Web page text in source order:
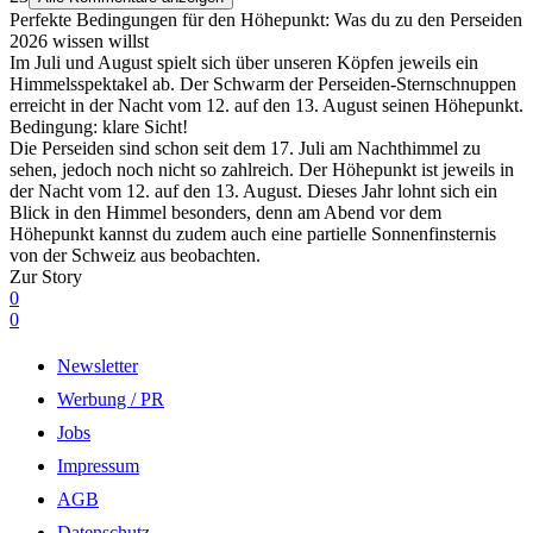
Perfekte Bedingungen für den Höhepunkt: Was du zu den Perseiden
2026 wissen willst
Im Juli und August spielt sich über unseren Köpfen jeweils ein
Himmelsspektakel ab. Der Schwarm der Perseiden-Sternschnuppen
erreicht in der Nacht vom 12. auf den 13. August seinen Höhepunkt.
Bedingung: klare Sicht!
Die Perseiden sind schon seit dem 17. Juli am Nachthimmel zu
sehen, jedoch noch nicht so zahlreich. Der Höhepunkt ist jeweils in
der Nacht vom 12. auf den 13. August. Dieses Jahr lohnt sich ein
Blick in den Himmel besonders, denn am Abend vor dem
Höhepunkt kannst du zudem auch eine partielle Sonnenfinsternis
von der Schweiz aus beobachten.
Zur Story
0
0
Newsletter
Werbung / PR
Jobs
Impressum
AGB